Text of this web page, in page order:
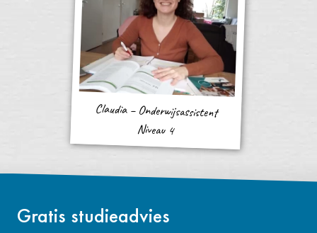
Claudia – Onderwijsassistent
Niveau 4
Gratis studieadvies